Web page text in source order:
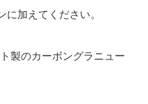
加えてください。
製のカーボングラニュー